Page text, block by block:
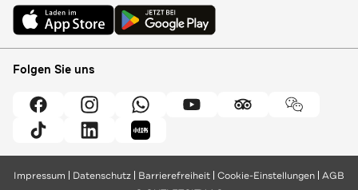
Folgen Sie uns
Impressum Datenschutz Barrierefreiheit Cookie-Einstellungen AGB